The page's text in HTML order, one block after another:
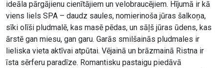
ideāla pārgājienu cienītājiem un velobraucējiem. Hījumā ir kā
viens liels SPA – daudz saules, nomierinoša jūras šalkoņa,
sīki olīši pludmalē, kas masē pēdas, un sāļš jūras ūdens, kas
ārstē gan miesu, gan garu. Garās smilšainās pludmales ir
lieliska vieta aktīvai atpūtai. Vējainā un brāzmainā Ristna ir
īsta sērferu paradīze. Romantisku pastaigu piedāvā